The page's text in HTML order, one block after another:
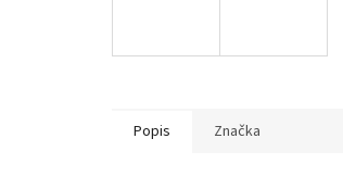
Popis Značka